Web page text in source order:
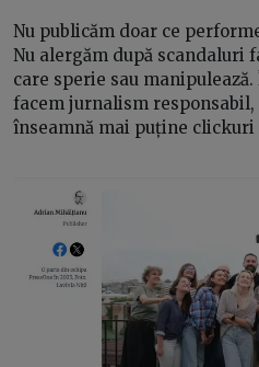
Nu publicăm doar ce
Nu alergăm după scandaluri
care sperie sau
facem jurnalism
înseamnă mai puține clickuri